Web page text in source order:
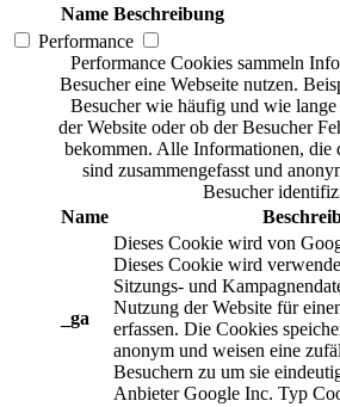
Name Beschreibung
Performance
Performance Cookies sammeln
Besucher eine Webseite nutzen.
Besucher wie häufig und wie
der Website oder ob der Besucher
bekommen. Alle Informationen, die
sind zusammengefasst und
Besucher
Name
_ga
Dieses Cookie wird von
Dieses Cookie wird
Sitzungs- und
Nutzung der Website für
erfassen. Die Cookies
anonym und weisen eine
Besuchern zu um sie
Anbieter Google Inc. Typ